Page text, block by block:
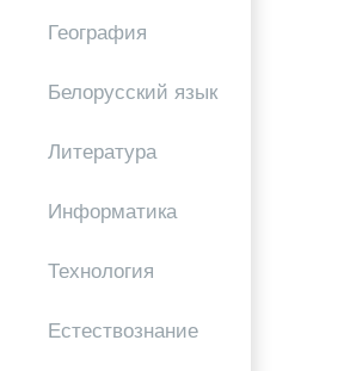
География
Белорусский язык
Литература
Информатика
Технология
Естествознание